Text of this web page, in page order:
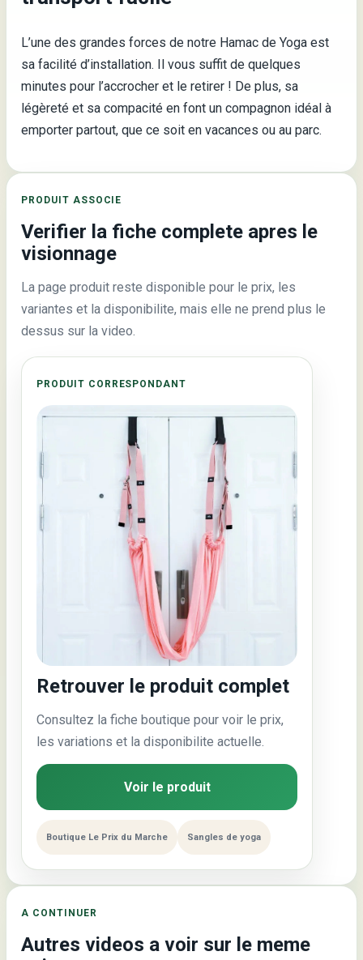
L’une des grandes forces de notre Hamac de Yoga est
sa facilité d’installation. Il vous suffit de quelques
minutes pour l’accrocher et le retirer ! De plus, sa
légèreté et sa compacité en font un compagnon idéal à
emporter partout, que ce soit en vacances ou au parc.
PRODUIT ASSOCIE
Verifier la fiche complete apres le
visionnage
La page produit reste disponible pour le prix, les
variantes et la disponibilite, mais elle ne prend plus le
dessus sur la video.
PRODUIT CORRESPONDANT
Retrouver le produit complet
Consultez la fiche boutique pour voir le prix,
les variations et la disponibilite actuelle.
Voir le produit
Boutique Le Prix du Marche Sangles de yoga
A CONTINUER
Autres videos a voir sur le meme